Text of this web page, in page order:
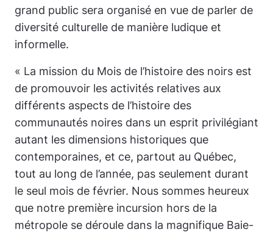
grand public sera organisé en vue de parler de
diversité culturelle de manière ludique et
informelle.
« La mission du Mois de l’histoire des noirs est
de promouvoir les activités relatives aux
différents aspects de l’histoire des
communautés noires dans un esprit privilégiant
autant les dimensions historiques que
contemporaines, et ce, partout au Québec,
tout au long de l’année, pas seulement durant
le seul mois de février. Nous sommes heureux
que notre première incursion hors de la
métropole se déroule dans la magnifique Baie-